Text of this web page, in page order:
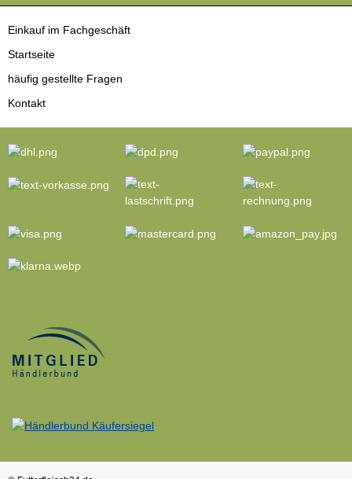
Einkauf im Fachgeschäft
Startseite
häufig gestellte Fragen
Kontakt